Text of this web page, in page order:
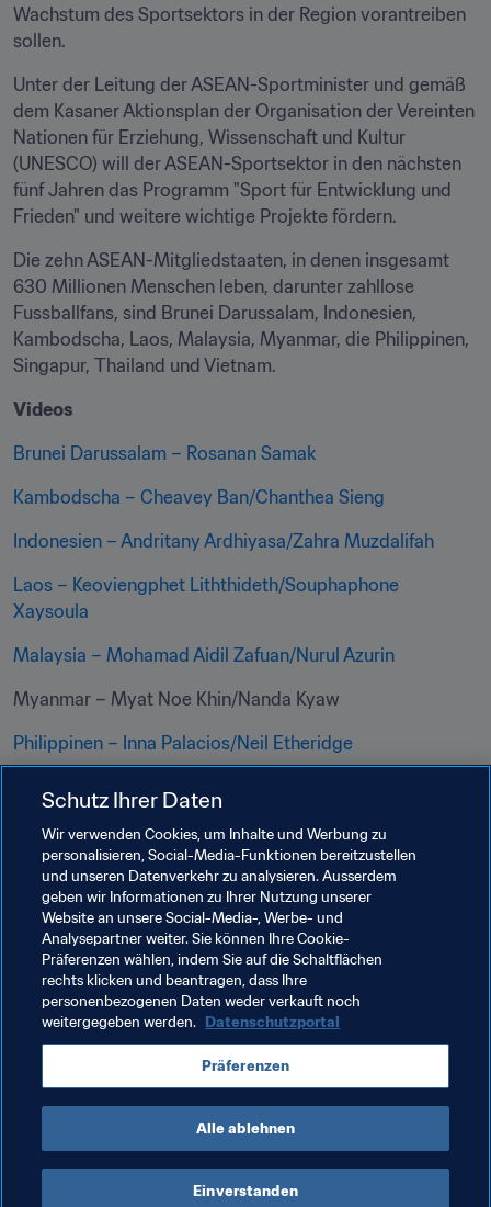
Wachstum des Sportsektors in der Region vorantreiben
sollen.
Unter der Leitung der ASEAN-Sportminister und gemäß
dem Kasaner Aktionsplan der Organisation der Vereinten
Nationen für Erziehung, Wissenschaft und Kultur
(UNESCO) will der ASEAN-Sportsektor in den nächsten
fünf Jahren das Programm "Sport für Entwicklung und
Frieden" und weitere wichtige Projekte fördern.
Die zehn ASEAN-Mitgliedstaaten, in denen insgesamt
630 Millionen Menschen leben, darunter zahllose
Fussballfans, sind Brunei Darussalam, Indonesien,
Kambodscha, Laos, Malaysia, Myanmar, die Philippinen,
Singapur, Thailand und Vietnam.
Videos
Brunei Darussalam – Rosanan Samak
Kambodscha – Cheavey Ban/Chanthea Sieng
Indonesien – Andritany Ardhiyasa/Zahra Muzdalifah
Laos – Keoviengphet Liththideth/Souphaphone
Xaysoula
Malaysia – Mohamad Aidil Zafuan/Nurul Azurin
Myanmar – Myat Noe Khin/Nanda Kyaw
Philippinen – Inna Palacios/Neil Etheridge
Singapur – Hariss Harun
Thailand – Chanathip Songkrasin/Sunisa Srangthaisong
Vietnam - Đỗ Hùng Dũng/Huỳnh Như
Verwandte Themen
Organisation Brunei Darussalam Cambodia
Indonesia Laos Malaysia Myanmar
Philippines Singapore Thailand Vietnam
Schutz Ihrer Daten
Wir verwenden Cookies, um Inhalte und Werbung zu
personalisieren, Social-Media-Funktionen bereitzustellen
und unseren Datenverkehr zu analysieren. Ausserdem
geben wir Informationen zu Ihrer Nutzung unserer
Website an unsere Social-Media-, Werbe- und
Analysepartner weiter. Sie können Ihre Cookie-
Präferenzen wählen, indem Sie auf die Schaltflächen
rechts klicken und beantragen, dass Ihre
personenbezogenen Daten weder verkauft noch
weitergegeben werden. Datenschutzportal
Präferenzen
Alle ablehnen
Einverstanden